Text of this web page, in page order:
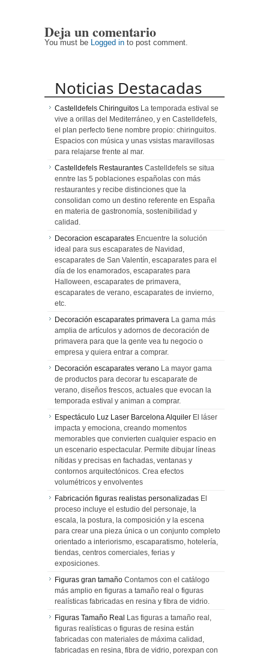
Deja un comentario
You must be Logged in to post comment.
Noticias Destacadas
Castelldefels Chiringuitos La temporada estival se
vive a orillas del Mediterráneo, y en Castelldefels,
el plan perfecto tiene nombre propio: chiringuitos.
Espacios con música y unas vsistas maravillosas
para relajarse frente al mar.
Castelldefels Restaurantes Castelldefels se situa
enntre las 5 poblaciones españolas con más
restaurantes y recibe distinciones que la
consolidan como un destino referente en España
en materia de gastronomía, sostenibilidad y
calidad.
Decoracion escaparates Encuentre la solución
ideal para sus escaparates de Navidad,
escaparates de San Valentín, escaparates para el
día de los enamorados, escaparates para
Halloween, escaparates de primavera,
escaparates de verano, escaparates de invierno,
etc.
Decoración escaparates primavera La gama más
amplia de artículos y adornos de decoración de
primavera para que la gente vea tu negocio o
empresa y quiera entrar a comprar.
Decoración escaparates verano La mayor gama
de productos para decorar tu escaparate de
verano, diseños frescos, actuales que evocan la
temporada estival y animan a comprar.
Espectáculo Luz Laser Barcelona Alquiler El láser
impacta y emociona, creando momentos
memorables que convierten cualquier espacio en
un escenario espectacular. Permite dibujar líneas
nítidas y precisas en fachadas, ventanas y
contornos arquitectónicos. Crea efectos
volumétricos y envolventes
Fabricación figuras realistas personalizadas El
proceso incluye el estudio del personaje, la
escala, la postura, la composición y la escena
para crear una pieza única o un conjunto completo
orientado a interiorismo, escaparatismo, hotelería,
tiendas, centros comerciales, ferias y
exposiciones.
Figuras gran tamaño Contamos con el catálogo
más amplio en figuras a tamaño real o figuras
realísticas fabricadas en resina y fibra de vidrio.
Figuras Tamaño Real Las figuras a tamaño real,
figuras realísticas o figuras de resina están
fabricadas con materiales de máxima calidad,
fabricadas en resina, fibra de vidrio, porexpan con